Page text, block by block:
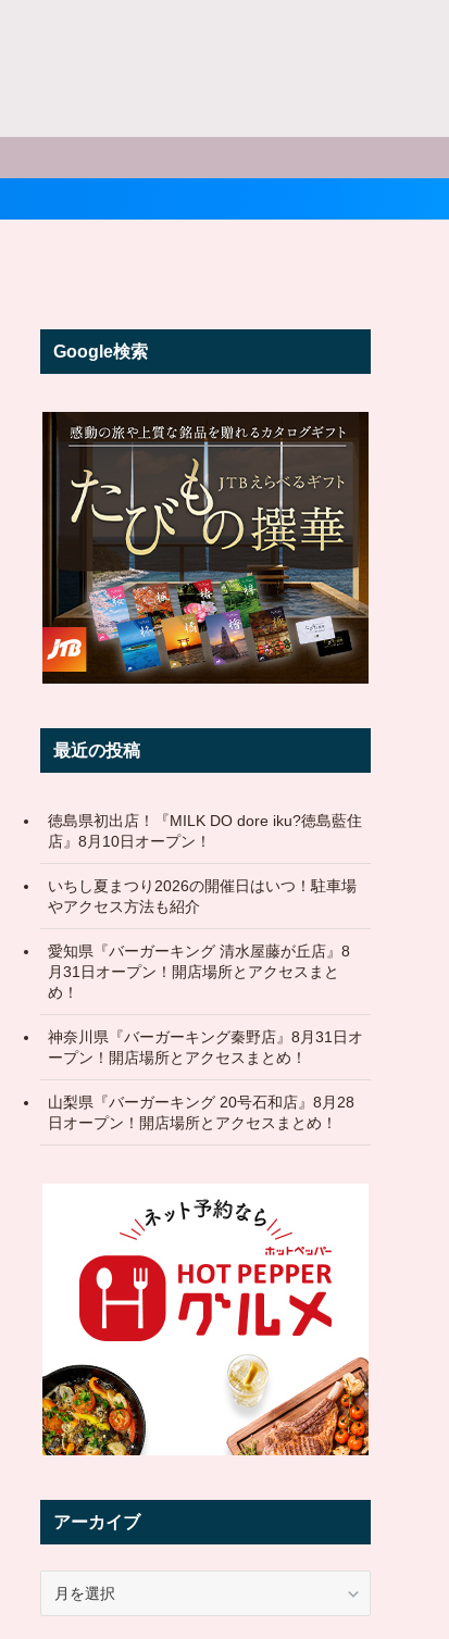
Google検索
最近の投稿
徳島県初出店！『MILK DO dore iku?徳島藍住
店』8月10日オープン！
いちし夏まつり2026の開催日はいつ！駐車場
やアクセス方法も紹介
愛知県『バーガーキング 清水屋藤が丘店』8
月31日オープン！開店場所とアクセスまと
め！
神奈川県『バーガーキング秦野店』8月31日オ
ープン！開店場所とアクセスまとめ！
山梨県『バーガーキング 20号石和店』8月28
日オープン！開店場所とアクセスまとめ！
アーカイブ